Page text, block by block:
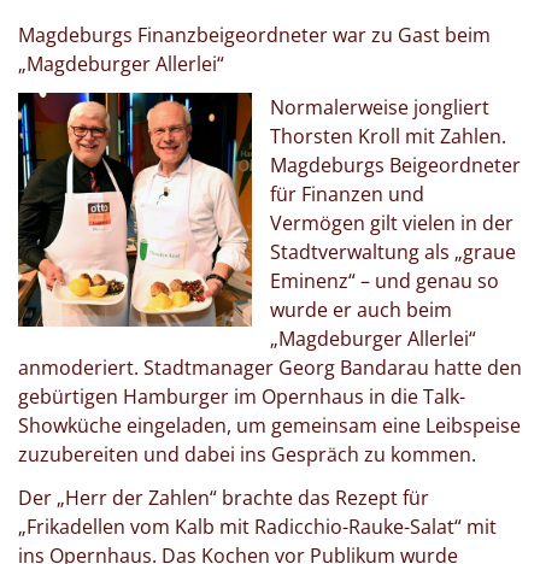
Magdeburgs Finanzbeigeordneter war zu Gast beim
„Magdeburger Allerlei“
Normalerweise jongliert
Thorsten Kroll mit Zahlen.
Magdeburgs Beigeordneter
für Finanzen und
Vermögen gilt vielen in der
Stadtverwaltung als „graue
Eminenz“ – und genau so
wurde er auch beim
„Magdeburger Allerlei“
anmoderiert. Stadtmanager Georg Bandarau hatte den
gebürtigen Hamburger im Opernhaus in die Talk-
Showküche eingeladen, um gemeinsam eine Leibspeise
zuzubereiten und dabei ins Gespräch zu kommen.
Der „Herr der Zahlen“ brachte das Rezept für
„Frikadellen vom Kalb mit Radicchio-Rauke-Salat“ mit
ins Opernhaus. Das Kochen vor Publikum wurde